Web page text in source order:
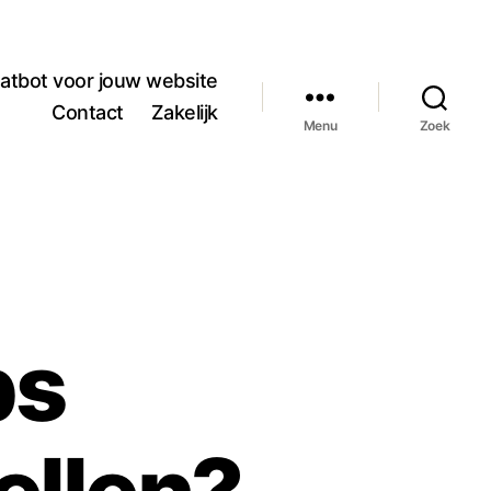
voor jouw website
Contact
Zakelijk
Menu Zoek